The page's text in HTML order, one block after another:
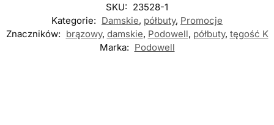
SKU: 23528-1
Kategorie: Damskie, półbuty, Promocje
Znaczników: brązowy, damskie, Podowell, półbuty, tęgość K
Marka: Podowell